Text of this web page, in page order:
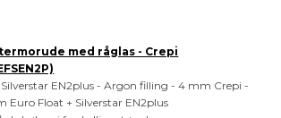
med råglas - Crepi
EN2plus - Argon filling - 4 mm Crepi -
Float + Silverstar EN2plus